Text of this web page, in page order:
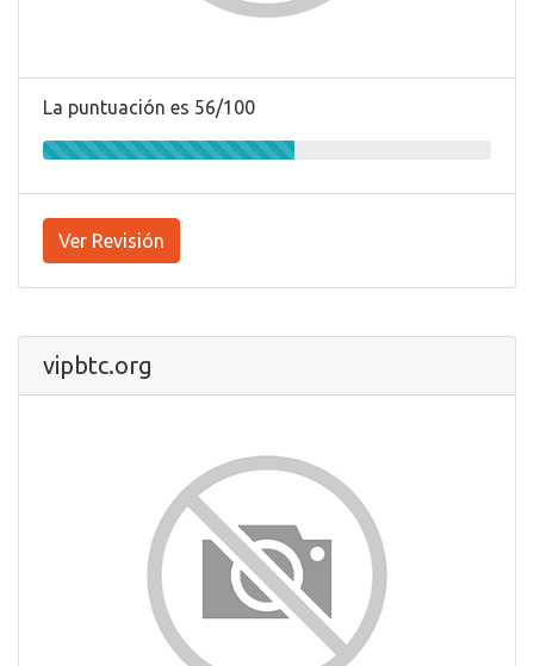
La puntuación es 56/100
Ver Revisión
vipbtc.org